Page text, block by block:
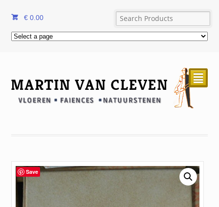
€ 0.00
²
Save